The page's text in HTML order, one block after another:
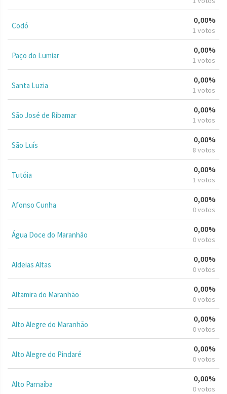
Codó
0,00%
1 votos
Paço do Lumiar
0,00%
1 votos
Santa Luzia
0,00%
1 votos
São José de Ribamar
0,00%
1 votos
São Luís
0,00%
8 votos
Tutóia
0,00%
1 votos
Afonso Cunha
0,00%
0 votos
Água Doce do Maranhão
0,00%
0 votos
Aldeias Altas
0,00%
0 votos
Altamira do Maranhão
0,00%
0 votos
Alto Alegre do Maranhão
0,00%
0 votos
Alto Alegre do Pindaré
0,00%
0 votos
Alto Parnaíba
0,00%
0 votos